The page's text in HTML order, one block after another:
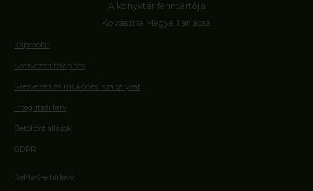
A könyvtár fenntartója
Kovászna Megye Tanácsa
Kapcsolat
Szervezeti felépítés
Szervezeti és működési szabályzat
Integritási terv
Betöltött állások
GDPR
ReMeK-e hírlevél